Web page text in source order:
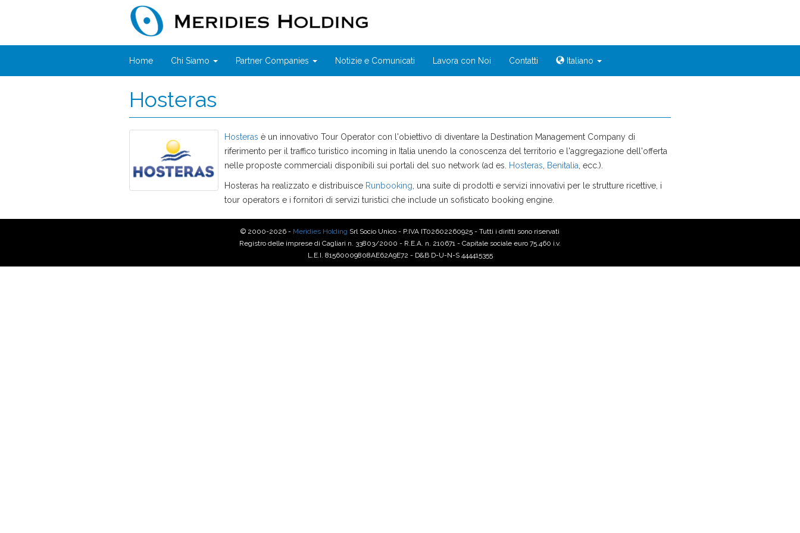
Home Chi Siamo Partner Companies Notizie e Comunicati Lavora con Noi Contatti Italiano
Hosteras
Hosteras è un innovativo Tour Operator con l'obiettivo di diventare la Destination Management Company di
riferimento per il traffico turistico incoming in Italia unendo la conoscenza del territorio e l'aggregazione dell'offerta
nelle proposte commerciali disponibili sui portali del suo network (ad es.
Hosteras Benitalia , ecc.).
Hosteras ha realizzato e distribuisce Runbooking , una suite di prodotti e servizi innovativi per le strutture ricettive, i
tour operators e i fornitori di servizi turistici che include un sofisticato booking engine.
© 2000-2026 - Meridies Holding Srl Socio Unico - P.IVA IT02602260925 - Tutti i diritti sono riservati
Registro delle imprese di Cagliari n. 33803/2000 - R.E.A. n. 210671 - Capitale sociale euro 75.460 i.v.
L.E.I. 81560009808AE62A9E72 - D&B D-U-N-S 444415355